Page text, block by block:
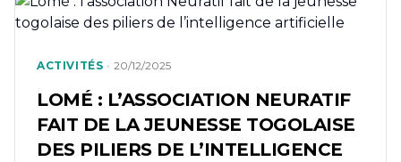
ACTIVITÉS • 20/12/2025
LOMÉ : L’ASSOCIATION NEURATIF
FAIT DE LA JEUNESSE TOGOLAISE
DES PILIERS DE L’INTELLIGENCE